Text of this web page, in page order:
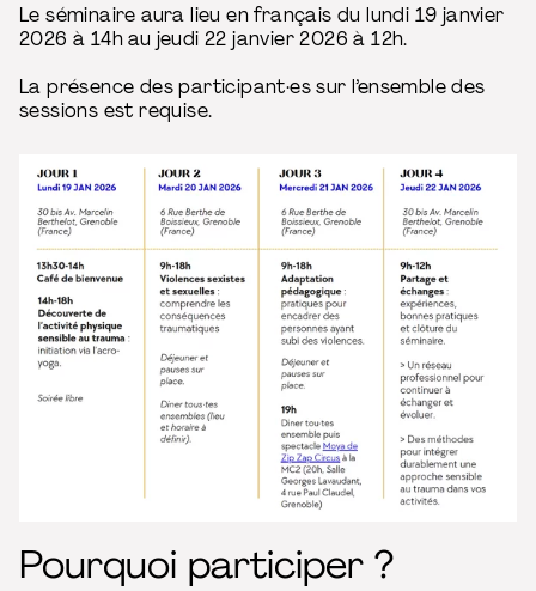
Le séminaire aura lieu en français du lundi 19 janvier
2026 à 14h au jeudi 22 janvier 2026 à 12h.
La présence des participant·es sur l’ensemble des
sessions est requise.
Pourquoi participer ?